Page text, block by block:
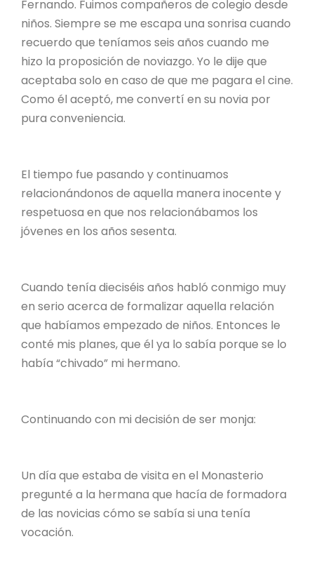
Fernando. Fuimos compañeros de colegio desde
niños. Siempre se me escapa una sonrisa cuando
recuerdo que teníamos seis años cuando me
hizo la proposición de noviazgo. Yo le dije que
aceptaba solo en caso de que me pagara el cine.
Como él aceptó, me convertí en su novia por
pura conveniencia.
El tiempo fue pasando y continuamos
relacionándonos de aquella manera inocente y
respetuosa en que nos relacionábamos los
jóvenes en los años sesenta.
Cuando tenía dieciséis años habló conmigo muy
en serio acerca de formalizar aquella relación
que habíamos empezado de niños. Entonces le
conté mis planes, que él ya lo sabía porque se lo
había “chivado” mi hermano.
Continuando con mi decisión de ser monja:
Un día que estaba de visita en el Monasterio
pregunté a la hermana que hacía de formadora
de las novicias cómo se sabía si una tenía
vocación.